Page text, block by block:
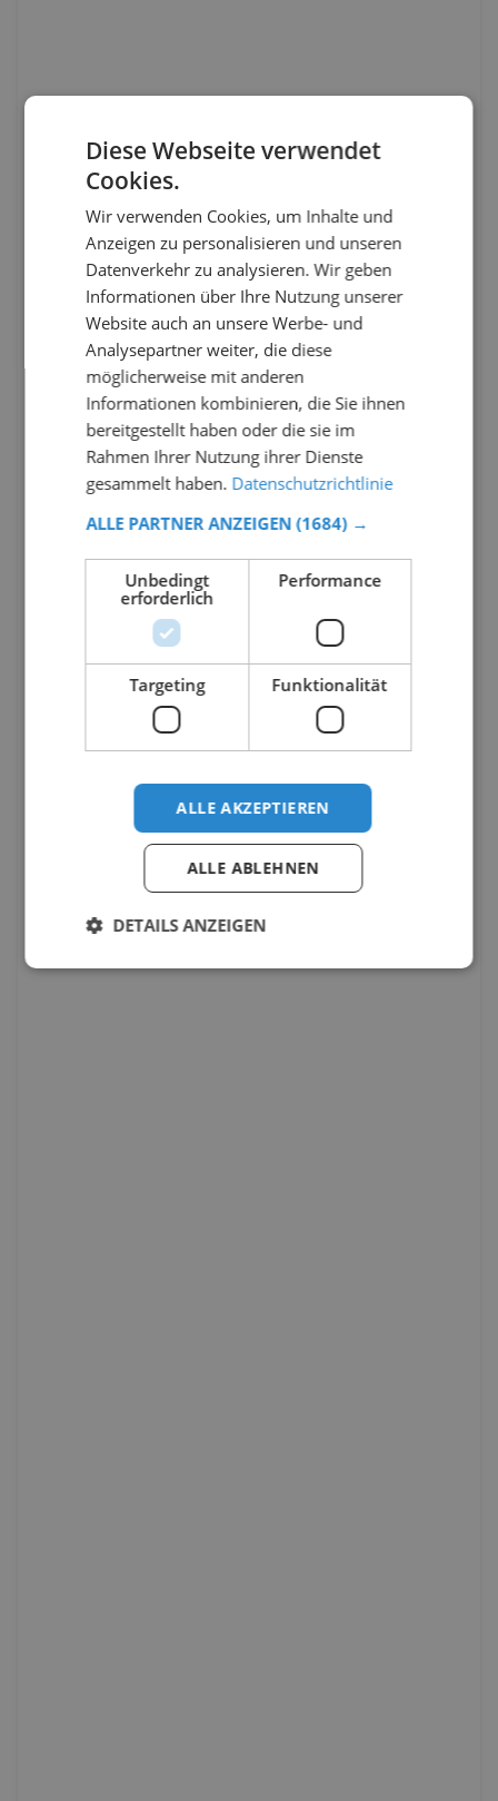
Diese Webseite verwendet
Cookies.
Wir verwenden Cookies, um Inhalte und
Anzeigen zu personalisieren und unseren
Datenverkehr zu analysieren. Wir geben
Informationen über Ihre Nutzung unserer
Website auch an unsere Werbe- und
Analysepartner weiter, die diese
möglicherweise mit anderen
Informationen kombinieren, die Sie ihnen
bereitgestellt haben oder die sie im
Rahmen Ihrer Nutzung ihrer Dienste
gesammelt haben. Datenschutzrichtlinie
ALLE PARTNER ANZEIGEN (1684) →
Unbedingt
erforderlich
Performance
Targeting Funktionalität
ALLE AKZEPTIEREN
ALLE ABLEHNEN
DETAILS ANZEIGEN